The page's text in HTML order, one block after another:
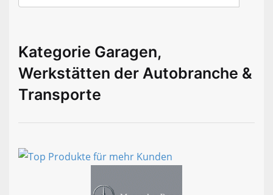
Kategorie Garagen,
Werkstätten der Autobranche &
Transporte